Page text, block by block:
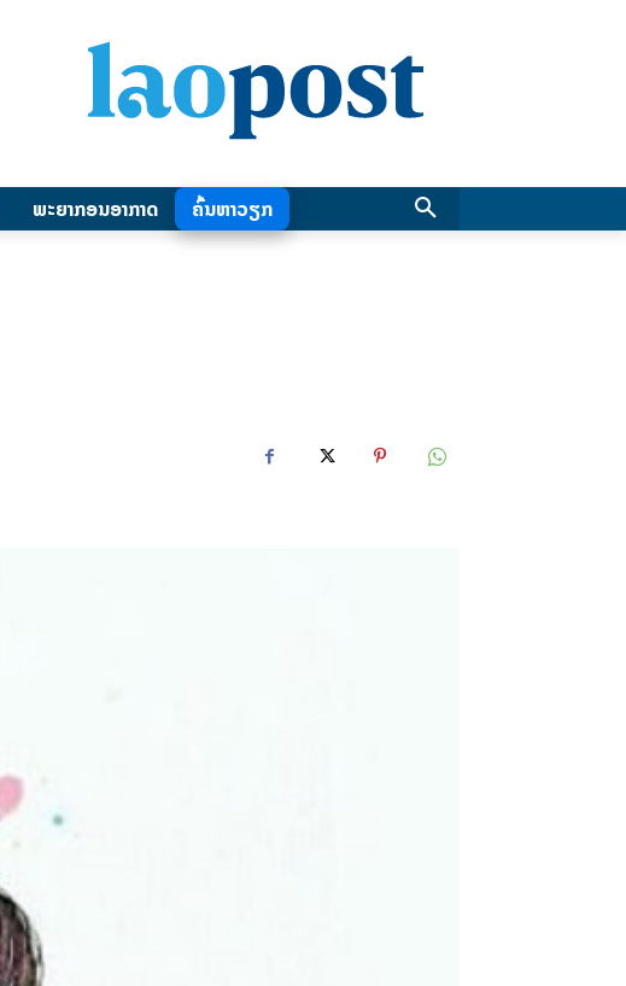
ພະຍາກອນອາກາດ ຄົ້ນຫາວຽກ